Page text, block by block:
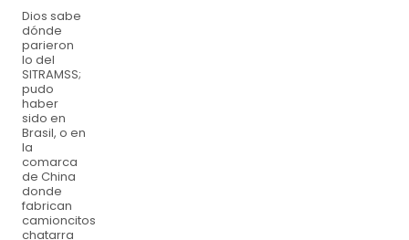
Dios sabe
dónde
parieron
lo del
SITRAMSS;
pudo
haber
sido en
Brasil, o en
la
comarca
de China
donde
fabrican
camioncitos
chatarra